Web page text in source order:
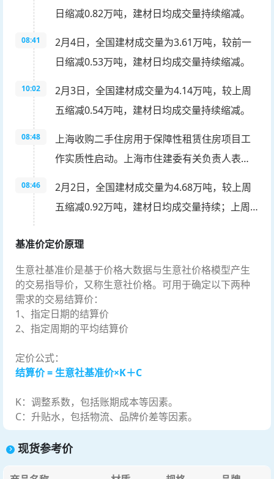
免税进口额度，计划借此扶持本土钢企、提升
行业产能利用率。此前土耳其、中韩、印度等
为其主要进口来源。
日缩减0.82万吨，建材日均成交量持续缩减。
08:41
2月4日，全国建材成交量为3.61万吨，较前一
日缩减0.53万吨，建材日均成交量持续缩减。
10:02
2月3日，全国建材成交量为4.14万吨，较上周
五缩减0.54万吨，建材日均成交量持续缩减。
08:48
上海收购二手住房用于保障性租赁住房项目工
作实质性启动。上海市住建委有关负责人表
障性租赁住房筹措模式创新，探索在二手房市
渠道；并通过存量房源收购，有效缩短建设周
期，优化区域布局，完善房型结构，加快形成
有效供给。
08:46
2月2日，全国建材成交量为4.68万吨，较上周
五缩减0.92万吨，建材日均成交量持续；上周
建材周均成交量小幅缩减。
基准价定价原理
生意社基准价是基于价格大数据与生意社价格模型产生
的交易指导价，又称生意社价格。可用于确定以下两种
需求的交易结算价：
1、指定日期的结算价
2、指定周期的平均结算价
定价公式：
结算价 = 生意社基准价×K＋C
K：调整系数，包括账期成本等因素。
C：升贴水，包括物流、品牌价差等因素。
现货参考价